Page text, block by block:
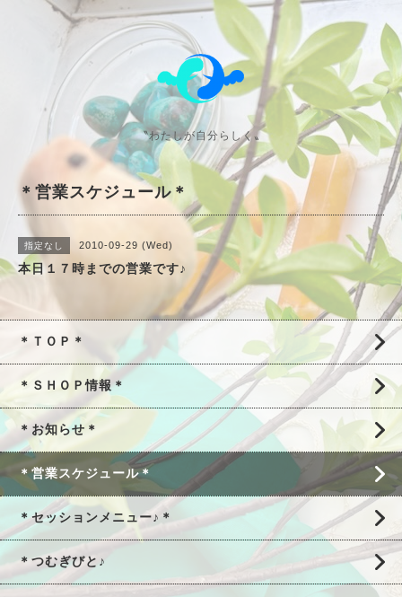
〝わたしが自分らしく〟
＊営業スケジュール＊
指定なし 2010-09-29 (Wed)
本日１７時までの営業です♪
＊ＴＯＰ＊
＊ＳＨＯＰ情報＊
＊お知らせ＊
＊営業スケジュール＊
＊セッションメニュー♪＊
＊つむぎびと♪